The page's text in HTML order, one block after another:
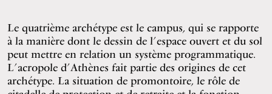
Le quatrième archétype est le campus, qui se rapporte
à la manière dont le dessin de l’espace ouvert et du sol
peut mettre en relation un système programmatique.
L’acropole d’Athènes fait partie des origines de cet
archétype. La situation de promontoire, le rôle de